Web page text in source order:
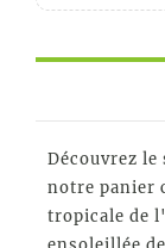
Découvrez le
notre panier
tropicale de